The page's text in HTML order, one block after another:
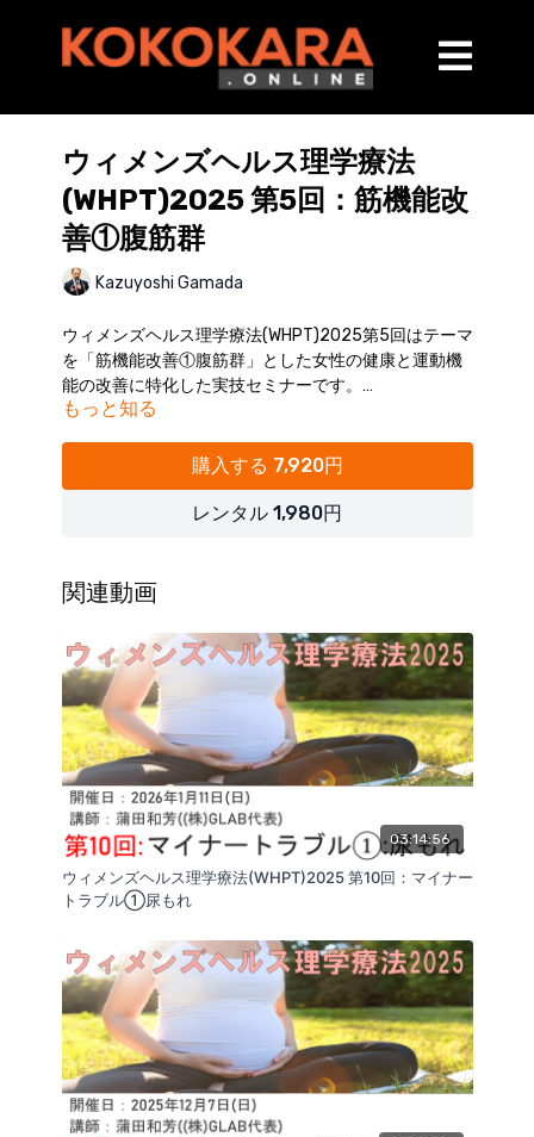
ウィメンズヘルス理学療法
(WHPT)2025 第5回：筋機能改
善①腹筋群
Kazuyoshi Gamada
ウィメンズヘルス理学療法(WHPT)2025第5回はテーマ
を「筋機能改善①腹筋群」とした女性の健康と運動機
能の改善に特化した実技セミナーです。
腹筋群の機能を回復させ、産後の動きをスムーズに！
開催日：2025年8月10日（日）
※受講者様の実技風景はカットしておりますので、実
（講師：蒲田和芳）
もっと知る
購入する 7,920円
レンタル 1,980円
関連動画
03:14:56
ウィメンズヘルス理学療法(WHPT)2025 第10回：マイナー
トラブル①尿もれ